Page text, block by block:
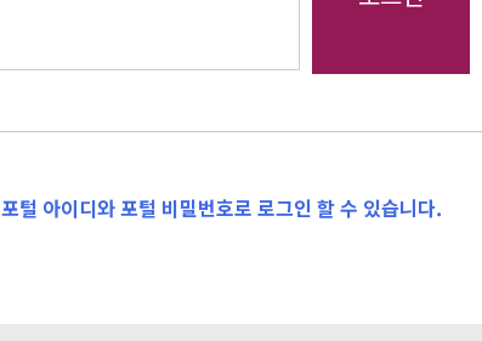
포털 아이디와 포털 비밀번호로 로그인 할 수 있습니다.